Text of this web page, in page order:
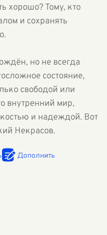
хорошо? Тому, кто
и сохранять
но не всегда
состояние,
свободой или
внутренний мир,
и надеждой. Вот
Некрасов.
Дополнить